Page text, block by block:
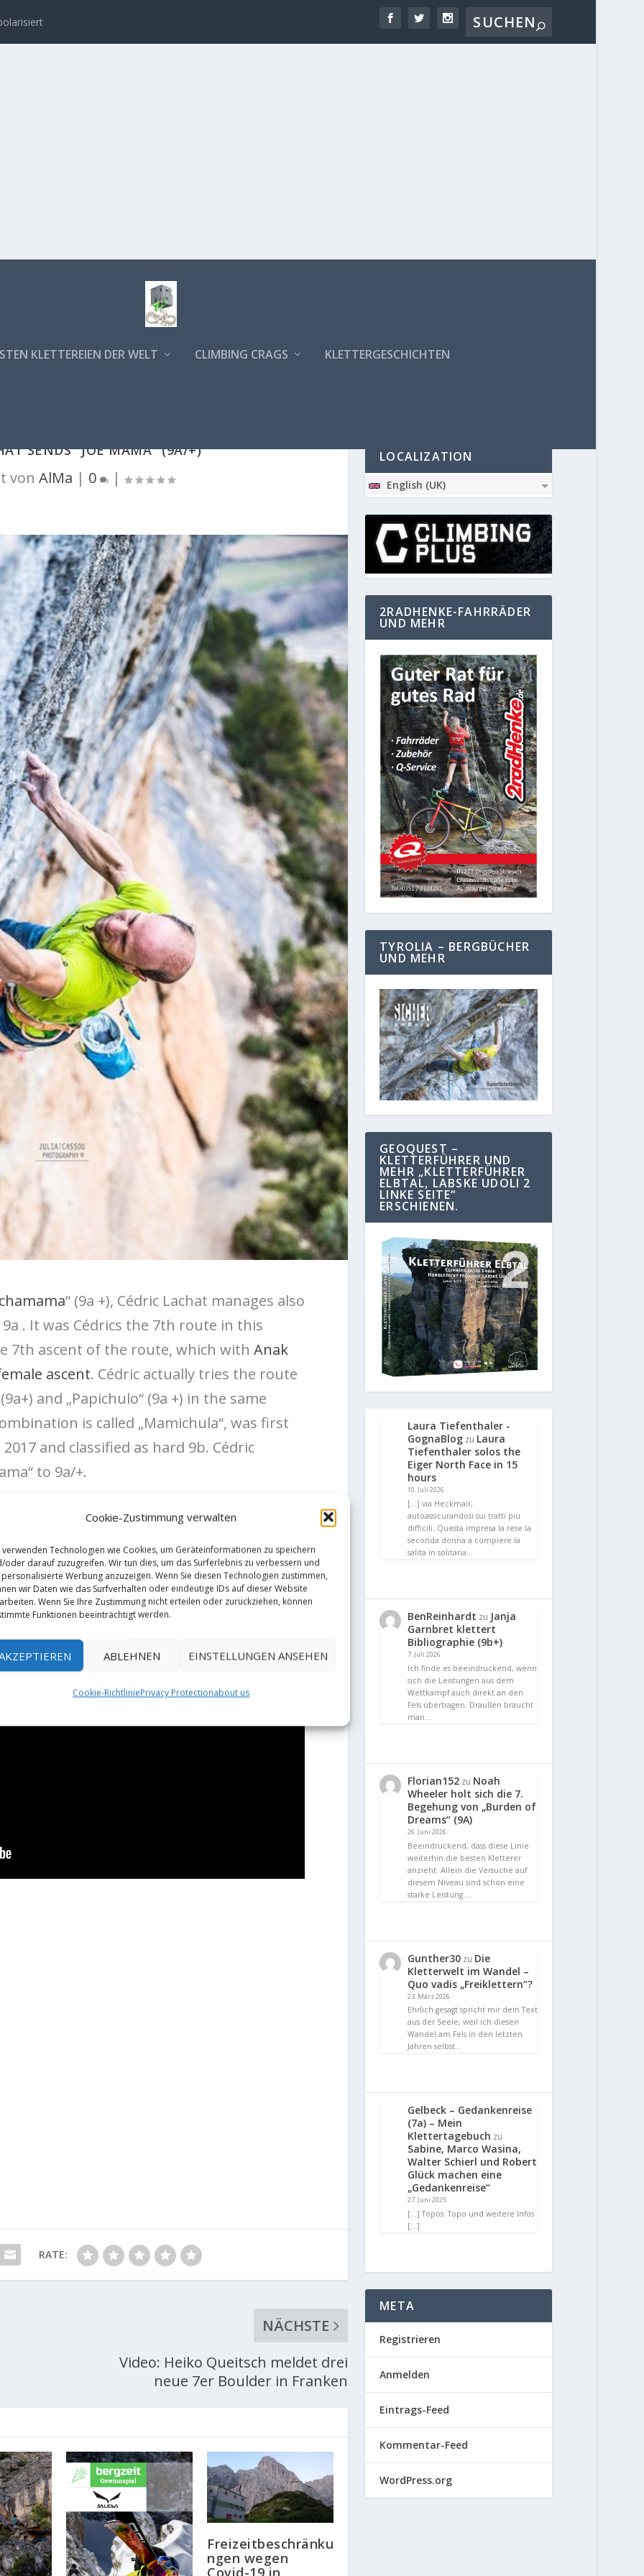
Cookie-Zustimmung verwalten
verwenden Technologien wie Cookies, um Geräteinformationen zu speichern
oder darauf zuzugreifen. Wir tun dies, um das Surferlebnis zu verbessern und
Werbung anzuzeigen. Wenn Sie diesen Technologien zustimmen,
wir Daten wie das Surfverhalten oder eindeutige IDs auf dieser Website
Wenn Sie Ihre Zustimmung nicht erteilen oder zurückziehen, können
Funktionen beeinträchtigt werden.
ABLEHNEN EINSTELLUNGEN ANSEHEN
Cookie-RichtliniePrivacy Protectionabout us
KLETTEREIEN DER WELT CLIMBING CRAGS KLETTERGESCHICHTEN
SENDS "JOE MAMA" (9A/+)
von AlMa | 0 |
“ (9a +), Cédric Lachat manages also
9a . It was Cédrics the 7th route in this
7th ascent of the route, which with Anak
ascent. Cédric actually tries the route
and „Papichulo“ (9a +) in the same
is called „Mamichula“, was first
and classified as hard 9b. Cédric
to 9a/+.
RATE:
NÄCHSTE
Video: Heiko Queitsch meldet drei
neue 7er Boulder in Franken
Freizeitbeschränku
ngen wegen
Covid-19 in
LOCALIZATION
English (UK)
2RADHENKE-FAHRRÄDER
UND MEHR
TYROLIA – BERGBÜCHER
UND MEHR
GEOQUEST –
KLETTERFÜHRER UND
MEHR „KLETTERFÜHRER
ELBTAL, LABSKE UDOLI 2
LINKE SEITE“
ERSCHIENEN.
Laura Tiefenthaler -
GognaBlog zu Laura
Tiefenthaler solos the
Eiger North Face in 15
hours
10. Juli 2026
[…] via Heckmair,
autoassicurandosi sui tratti più
difficili. Questa impresa la rese la
seconda donna a compiere la
salita in solitaria…
BenReinhardt zu Janja
Garnbret klettert
Bibliographie (9b+)
7. Juli 2026
Ich finde es beeindruckend, wenn
sich die Leistungen aus dem
Wettkampf auch direkt an den
Fels übertragen. Draußen braucht
man…
Florian152 zu Noah
Wheeler holt sich die 7.
Begehung von „Burden of
Dreams“ (9A)
26. Juni 2026
Beeindruckend, dass diese Linie
weiterhin die besten Kletterer
anzieht. Allein die Versuche auf
diesem Niveau sind schon eine
starke Leistung.…
Gunther30 zu Die
Kletterwelt im Wandel –
Quo vadis „Freiklettern“?
23. März 2026
Ehrlich gesagt spricht mir dein Text
aus der Seele, weil ich diesen
Wandel am Fels in den letzten
Jahren selbst…
Gelbeck – Gedankenreise
(7a) – Mein
Klettertagebuch zu
Sabine, Marco Wasina,
Walter Schierl und Robert
Glück machen eine
„Gedankenreise“
27. Juni 2025
[…] Topos: Topo und weitere Infos
[…]
META
Registrieren
Anmelden
Eintrags-Feed
Kommentar-Feed
WordPress.org